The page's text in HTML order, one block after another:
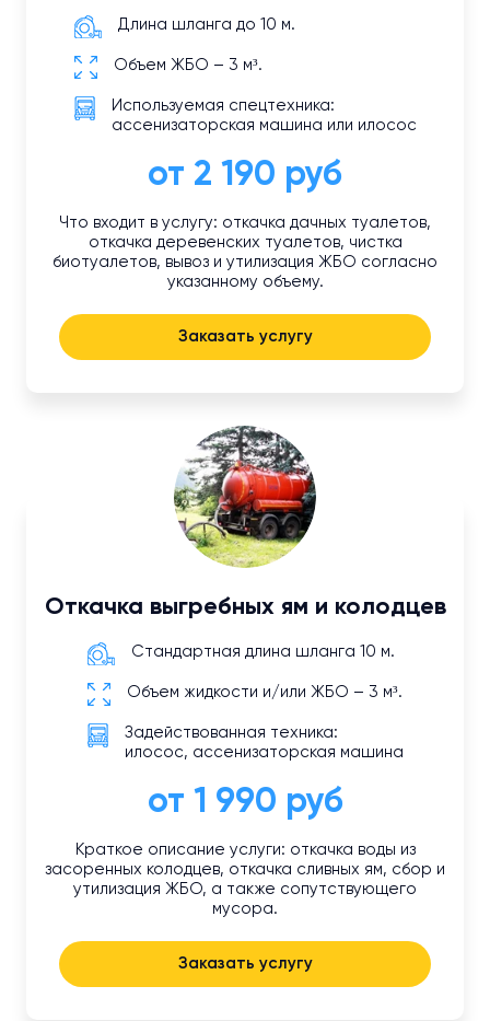
Длина шланга до 10 м.
Объем ЖБО – 3 м³.
Используемая спецтехника:
ассенизаторская машина или илосос
от 2 190 руб
Что входит в услугу: откачка дачных туалетов,
откачка деревенских туалетов, чистка
биотуалетов, вывоз и утилизация ЖБО согласно
указанному объему.
Заказать услугу
Откачка выгребных ям и колодцев
Стандартная длина шланга 10 м.
Объем жидкости и/или ЖБО – 3 м³.
Задействованная техника:
илосос, ассенизаторская машина
от 1 990 руб
Краткое описание услуги: откачка воды из
засоренных колодцев, откачка сливных ям, сбор и
утилизация ЖБО, а также сопутствующего
мусора.
Заказать услугу